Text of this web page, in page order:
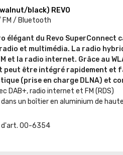
black) REVO
FM / Bluetooth
élégant du Revo SuperConnect
et multimédia. La radio
et la radio internet. Grâce au
peut être intégré rapidement et
(prise en charge DLNA) et
DAB+, radio internet et FM (RDS)
un boîtier en aluminium de
d'art. 00-6354